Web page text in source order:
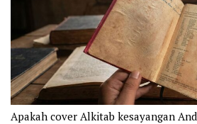
Apakah cover Alkitab kesayangan